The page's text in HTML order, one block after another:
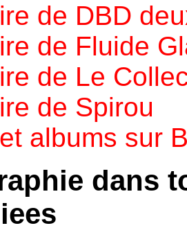
de DBD
de Fluide
de Le
de Spirou
albums sur
dans